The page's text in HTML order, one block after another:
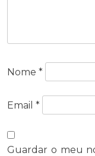
Nome *
Email *
Guardar o meu